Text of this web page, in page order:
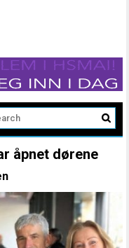
åpnet dørene